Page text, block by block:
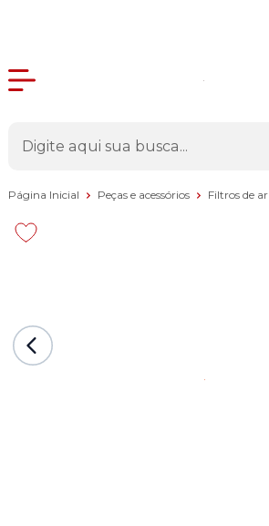
Página Inicial Peças e acessórios Filtros de ar